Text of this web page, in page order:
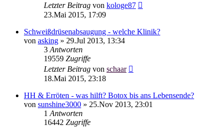
Letzter Beitrag von kologe87
23.Mai 2015, 17:09
Schweißdrüsenabsaugung - welche Klinik?
von asking » 29.Jul 2013, 13:34
3 Antworten
19559 Zugriffe
Letzter Beitrag von schaar
18.Mai 2015, 23:18
HH & Erröten - was hilft? Botox bis ans Lebensende?
von sunshine3000 » 25.Nov 2013, 23:01
1 Antworten
16442 Zugriffe